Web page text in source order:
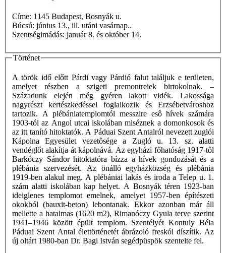
Címe: 1145 Budapest, Bosnyák u.
Búcsú: június 13., ill. utáni vasárnap..
Szentségimádás: január 8. és október 14.
Történet
A török idő előtt Párdi vagy Párdió falut találjuk e területen,
amelyet részben a szigeti premontreiek birtokolnak. –
Századunk elején még gyéren lakott vidék. Lakossága
nagyrészt kertészkedéssel foglalkozik és Erzsébetvároshoz
tartozik. A plébániatemplomtól messzire esô hívek számára
1903-tól az Angol utcai iskolában miséznek a domonkosok és
az itt tanító hitoktatók. A Páduai Szent Antalról nevezett zuglói
Kápolna Egyesület vezetôsége a Zugló u. 13. sz. alatti
vendéglőt alakítja át kápolnává. Az egyházi főhatóság 1917-tôl
Barkóczy Sándor hitoktatóra bízza a hívek gondozását és a
plébánia szervezését. Az önálló egyházközség és plébánia
1919-ben alakul meg. A plébániai lakás és iroda a Telep u. 1.
szám alatti iskolában kap helyet. A Bosnyák téren 1923-ban
ideiglenes templomot emelnek, amelyet 1957-ben építészeti
okokból (bauxit-beton) lebontanak. Ekkor azonban már áll
mellette a hatalmas (1620 m2), Rimanóczy Gyula terve szerint
1941–1946 között épült templom. Szentélyét Kontuly Béla
Páduai Szent Antal élettörténetét ábrázoló freskói díszítik. Az
új oltárt 1980-ban Dr. Bagi István segédpüspök szentelte fel.